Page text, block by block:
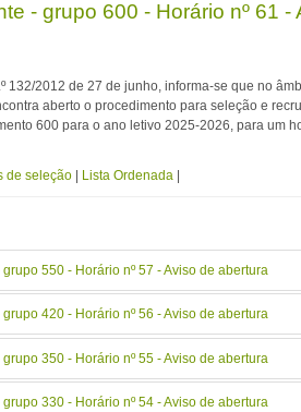
- grupo 600 - Horário nº 61 -
132/2012 de 27 de junho, informa-se que no
aberto o procedimento para seleção e
600 para o ano letivo 2025-2026, para um
de seleção Lista Ordenada
550 - Horário nº 57 - Aviso de abertura
420 - Horário nº 56 - Aviso de abertura
350 - Horário nº 55 - Aviso de abertura
330 - Horário nº 54 - Aviso de abertura